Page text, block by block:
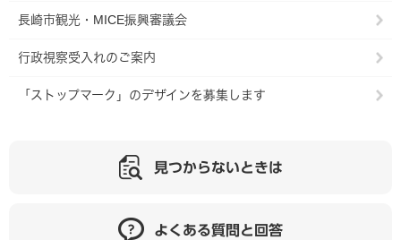
長崎市観光・MICE振興審議会
行政視察受入れのご案内
「ストップマーク」のデザインを募集します
見つからないときは
よくある質問と回答